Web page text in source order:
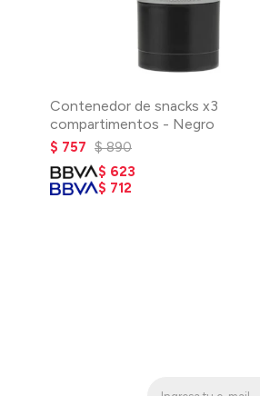
Contenedor de snacks x3
compartimentos - Negro
$ 757 $ 890
$ 623
$ 712